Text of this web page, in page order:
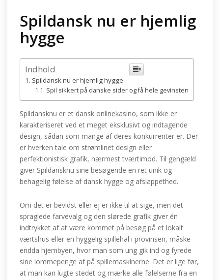
Spildansk nu er hjemlig
hygge
Indhold
Spildansk nu er hjemlig hygge
Spil sikkert på danske sider og få hele gevinsten
Spildansknu er et dansk onlinekasino, som ikke er
karakteriseret ved et meget eksklusivt og indtagende
design, sådan som mange af deres konkurrenter er. Der
er hverken tale om strømlinet design eller
perfektionistisk grafik, nærmest tværtimod. Til gengæld
giver Spildansknu sine besøgende en ret unik og
behagelig følelse af dansk hygge og afslappethed.
Om det er bevidst eller ej er ikke til at sige, men det
spraglede farvevalg og den slørede grafik giver én
indtrykket af at være kommet på besøg på et lokalt
værtshus eller en hyggelig spillehal i provinsen, måske
endda hjembyen, hvor man som ung gik ind og fyrede
sine lommepenge af på spillemaskinerne. Det er lige før,
at man kan lugte stedet og mærke alle følelserne fra en